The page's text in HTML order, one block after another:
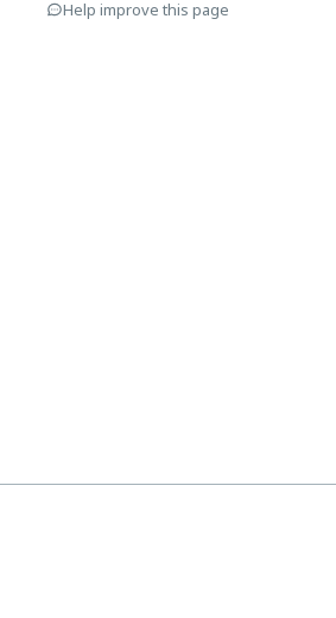
Help improve this page